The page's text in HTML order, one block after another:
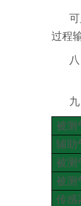
过程
被测
辅助
被测
被测
传感